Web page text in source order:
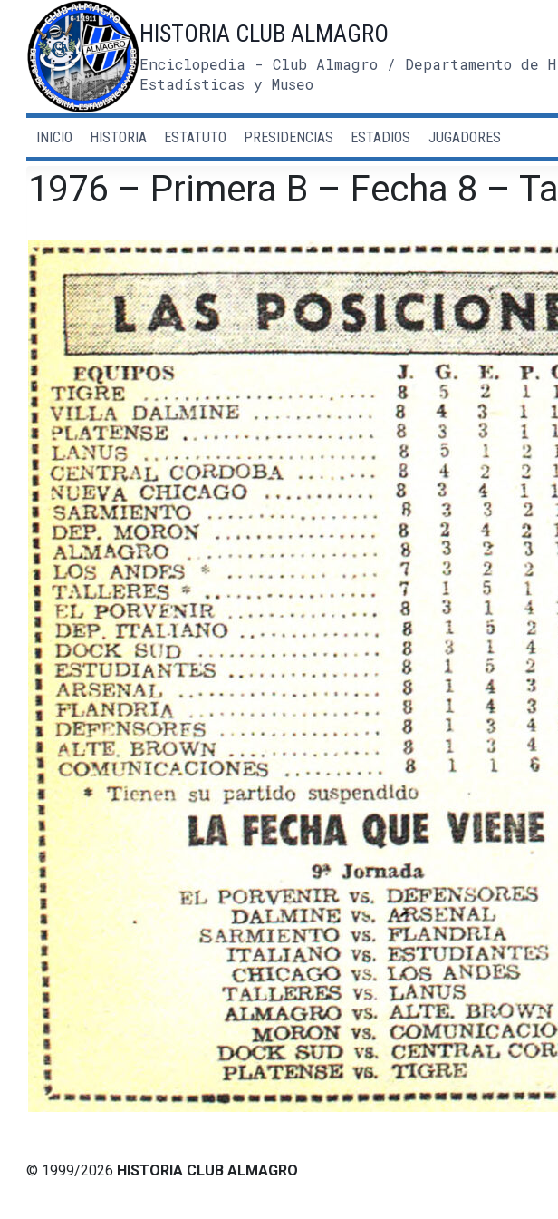
contenido
HISTORIA CLUB ALMAGRO
Enciclopedia - Club Almagro / Departamento de
Estadísticas y Museo
INICIO HISTORIA ESTATUTO PRESIDENCIAS ESTADIOS JUGADORES
1976 – Primera B – Fecha 8 –
© 1999/2026 HISTORIA CLUB ALMAGRO